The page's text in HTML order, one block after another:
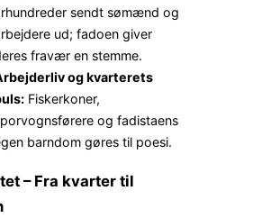
sendt sømænd og
ud; fadoen giver
fravær en stemme.
og kvarterets
Fiskerkoner,
og fadistaens
barndom gøres til poesi.
– Fra kvarter til